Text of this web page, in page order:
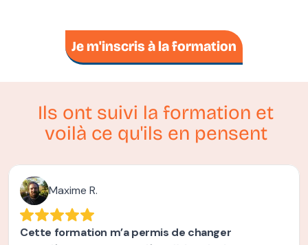
Je m'inscris à la formation
Ils ont suivi la formation et
voilà ce qu'ils en pensent